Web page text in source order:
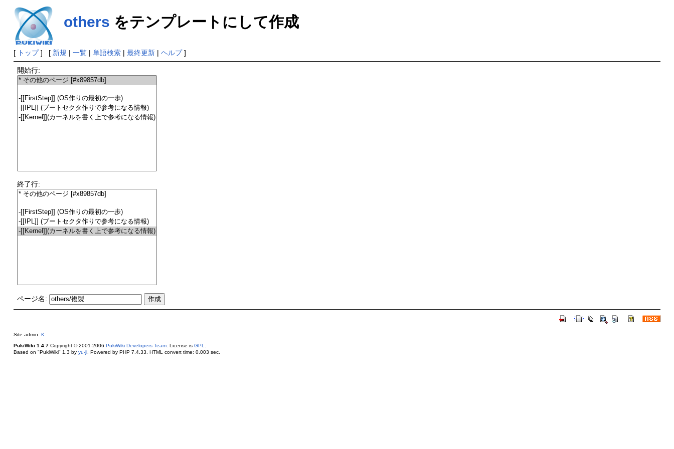
others をテンプレートにして作成
[ トップ] [ 新規 | 一覧| 単語検索| 最終更新| ヘルプ]
開始行:
終了行:
ページ名:
Site admin: K
PukiWiki 1.4.7Copyright © 2001-2006 PukiWiki Developers Team. License is GPL
Based on "PukiWiki" 1.3 by yu-ji. Powered by PHP 7.4.33. HTML convert time: 0.003 sec.